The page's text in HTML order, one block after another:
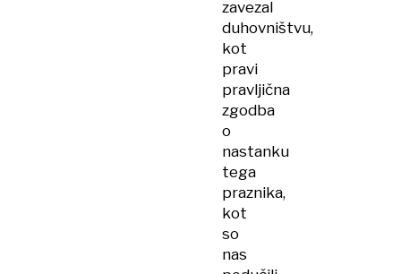
zavezal
duhovništvu,
kot
pravi
pravljična
zgodba
o
nastanku
tega
praznika,
kot
so
nas